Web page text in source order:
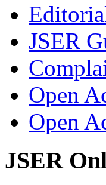
JSER
Open
Open
JSER